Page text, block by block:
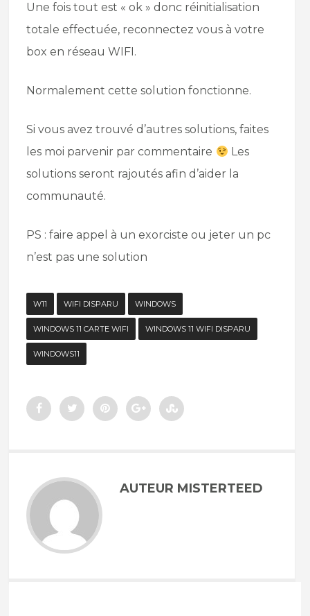
Une fois tout est « ok » donc réinitialisation
totale effectuée, reconnectez vous à votre
box en réseau WIFI.
Normalement cette solution fonctionne.
Si vous avez trouvé d’autres solutions, faites
les moi parvenir par commentaire
Les
solutions seront rajoutés afin d’aider la
communauté.
PS : faire appel à un exorciste ou jeter un pc
n’est pas une solution
W11 WIFI DISPARU WINDOWS
WINDOWS 11 CARTE WIFI WINDOWS 11 WIFI DISPARU
WINDOWS11
AUTEUR MISTERTEED